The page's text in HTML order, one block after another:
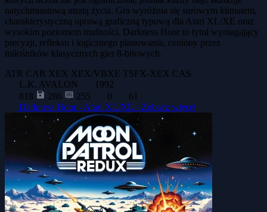
natychmiastową utratą życia. Gra wyróżnia się surowym klimatem,
charakterystyczną oprawą graficzną typową dla Atari XL/XE oraz
wysokim poziomem trudności. Darkness Hour to tytuł wymagający
precyzji, refleksu i logicznego planowania, ceniony przez
miłośników klasycznych gier 8-bitowych.
ATR CAR XEX XEX/VBXE TSFX-XEX CAS
L.K. AVALON
1992
818
286 255 0
61
Darkness Hour - Atari XL/XE - Zobacz więcej